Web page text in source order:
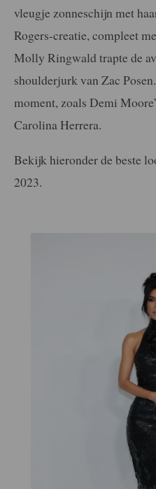
vleugje zonneschijn met
Rogers-creatie, compleet
Molly Ringwald trapte de
shoulderjurk van Zac
moment, zoals Demi
Carolina Herrera.
Bekijk hieronder de beste
2023.